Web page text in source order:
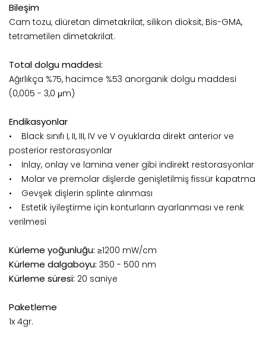
Bileşim
Cam tozu, diüretan dimetakrilat, silikon dioksit, Bis-GMA,
tetrametilen dimetakrilat.
Total dolgu maddesi:
Ağırlıkça %75, hacimce %53 anorganik dolgu maddesi
(0,005 - 3,0 μm)
Endikasyonlar
• Black sınıfı I, II, III, IV ve V oyuklarda direkt anterior ve
posterior restorasyonlar
• Inlay, onlay ve lamina vener gibi indirekt restorasyonlar
• Molar ve premolar dişlerde genişletilmiş fissür kapatma
• Gevşek dişlerin splinte alınması
• Estetik iyileştirme için konturların ayarlanması ve renk
verilmesi
Kürleme yoğunluğu: ≥1200 mW/cm
Kürleme dalgaboyu: 350 - 500 nm
Kürleme süresi: 20 saniye
Paketleme
1x 4gr.